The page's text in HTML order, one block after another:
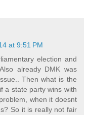
at 9:51 PM
election and
already DMK was
Then what is the
a state party wins with
when it doesnt
So it is really not fair